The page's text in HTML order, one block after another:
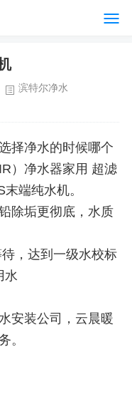
滨特尔净水
择净水的时候哪个
）净水器家用 超滤
端纯水机。
除垢更彻底，水质
，达到一级水校标
水
安装公司，云晨暖
。